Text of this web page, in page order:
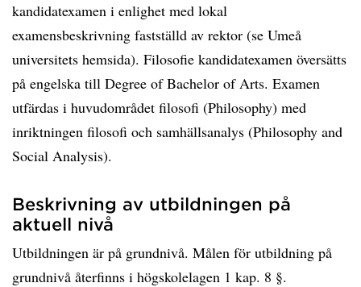
kandidatexamen i enlighet med lokal
examensbeskrivning fastställd av rektor (se Umeå
universitets hemsida). Filosofie kandidatexamen översätts
på engelska till Degree of Bachelor of Arts. Examen
utfärdas i huvudområdet filosofi (Philosophy) med
inriktningen filosofi och samhällsanalys (Philosophy and
Social Analysis).
Beskrivning av utbildningen på
aktuell nivå
Utbildningen är på grundnivå. Målen för utbildning på
grundnivå återfinns i högskolelagen 1 kap. 8 §.